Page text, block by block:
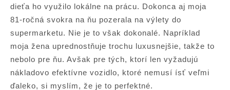
dieťa ho využilo lokálne na prácu. Dokonca aj moja
81-ročná svokra na ňu pozerala na výlety do
supermarketu. Nie je to však dokonalé. Napríklad
moja žena uprednostňuje trochu luxusnejšie, takže to
nebolo pre ňu. Avšak pre tých, ktorí len vyžadujú
nákladovo efektívne vozidlo, ktoré nemusí ísť veľmi
ďaleko, si myslím, že je to perfektné.